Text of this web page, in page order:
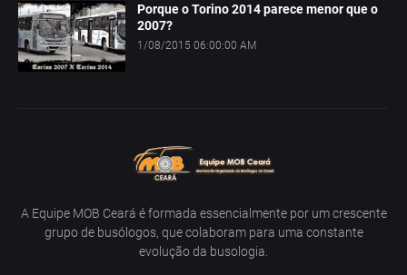
Porque o Torino 2014 parece menor que o
2007?
1/08/2015 06:00:00 AM
A Equipe MOB Ceará é formada essencialmente por um crescente
grupo de busólogos, que colaboram para uma constante
evolução da busologia.